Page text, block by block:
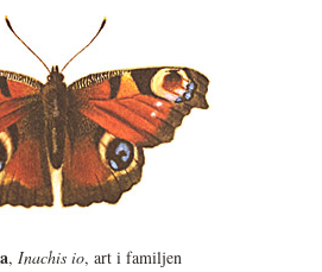
, Inachis io, art i familjen